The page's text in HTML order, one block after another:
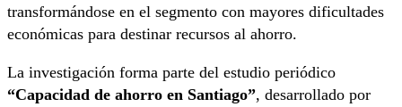
transformándose en el segmento con mayores dificultades
económicas para destinar recursos al ahorro.
La investigación forma parte del estudio periódico
“Capacidad de ahorro en Santiago”, desarrollado por